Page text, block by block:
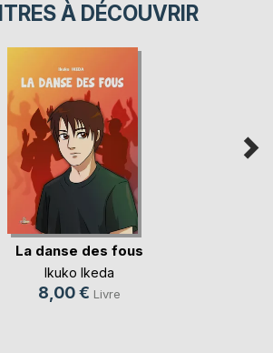
À DÉCOUVRIR
La danse des fous
Ikuko Ikeda
8,00 € Livre